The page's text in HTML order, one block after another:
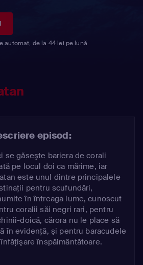
automat, de la 44 lei pe lună
episod:
se găseşte bariera de corali
pe locul doi ca mărime, iar
este unul dintre principalele
pentru scufundări,
în întreaga lume, cunoscut
coralii săi negri rari, pentru
doică, cărora nu le place să
în evidenţă, şi pentru baracudele
înspăimântătoare.